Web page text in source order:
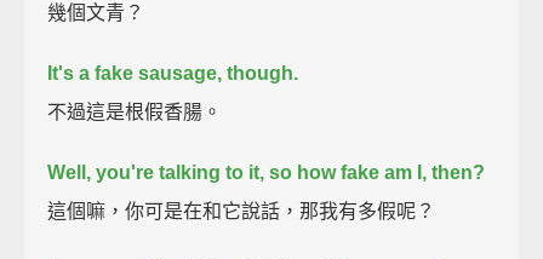
幾個文青？
It's a fake sausage, though.
不過這是根假香腸。
Well, you're talking to it, so how fake am I, then?
這個嘛，你可是在和它說話，那我有多假呢？